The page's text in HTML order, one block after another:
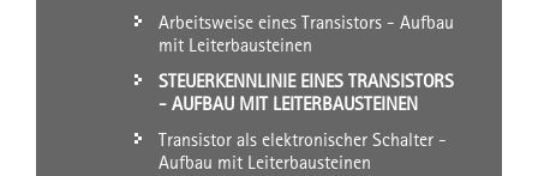
Arbeitsweise eines Transistors - Aufbau
mit Leiterbausteinen
STEUERKENNLINIE EINES TRANSISTORS
- AUFBAU MIT LEITERBAUSTEINEN
Transistor als elektronischer Schalter -
Aufbau mit Leiterbausteinen